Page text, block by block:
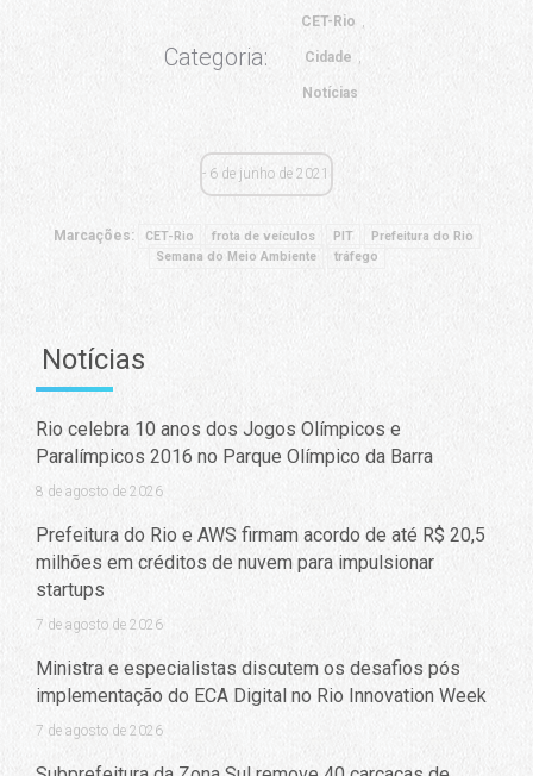
Categoria:
CET-Rio
Cidade
Notícias
6 de junho de 2021
Marcações: CET-Rio frota de veículos PIT
Prefeitura do Rio
Semana do Meio Ambiente
tráfego
Notícias
Rio celebra 10 anos dos Jogos Olímpicos e
Paralímpicos 2016 no Parque Olímpico da Barra
8 de agosto de 2026
Prefeitura do Rio e AWS firmam acordo de até R$ 20,5
milhões em créditos de nuvem para impulsionar
startups
7 de agosto de 2026
Ministra e especialistas discutem os desafios pós
implementação do ECA Digital no Rio Innovation Week
7 de agosto de 2026